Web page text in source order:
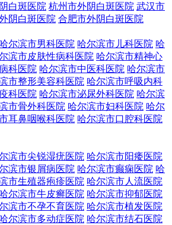
白斑医院 杭州市外阴白斑医院 武汉市
阴白斑医院 合肥市外阴白斑医院
哈尔滨市男科医院 哈尔滨市儿科医院 哈
滨市皮肤性病科医院 哈尔滨市精神心
科医院 哈尔滨市中医科医院 哈尔滨市
市整形美容科医院 哈尔滨市呼吸内科
科医院 哈尔滨市泌尿外科医院 哈尔滨
市骨外科医院 哈尔滨市妇科医院 哈尔
耳鼻咽喉科医院 哈尔滨市口腔科医院
滨市尖锐湿疣医院 哈尔滨市阳痿医院
滨市银屑病医院 哈尔滨市癫痫医院 哈
市生殖器疱疹医院 哈尔滨市人流医院
哈尔滨市牛皮癣医院 哈尔滨市抑郁医院
滨市不孕不育医院 哈尔滨市植发医院
哈尔滨市多动症医院 哈尔滨市结石医院